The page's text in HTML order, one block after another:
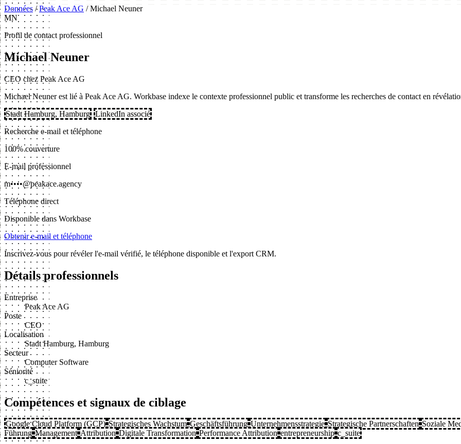
Données / Peak Ace AG / Michael Neuner
MN
Profil de contact professionnel
Michael Neuner
CEO chez Peak Ace AG
Michael Neuner est lié à Peak Ace AG. Workbase indexe le contexte professionnel public et transforme les recherches de contact en
Stadt Hamburg, Hamburg LinkedIn associé
Recherche e-mail et téléphone
100% couverture
E-mail professionnel
m••••@peakace.agency
Téléphone direct
Disponible dans Workbase
Obtenir e-mail et téléphone
Inscrivez-vous pour révéler l'e-mail vérifié, le téléphone disponible et l'export CRM.
Détails professionnels
Entreprise
Peak Ace AG
Poste
CEO
Localisation
Stadt Hamburg, Hamburg
Secteur
Computer Software
Séniorité
c_suite
Compétences et signaux de ciblage
Google Cloud Platform (GCP) Strategisches Wachstum Geschäftsführung Unternehmensstrategie Strategische Partnerschaften Soziale
Führung Management Attribution Digitale Transformation Performance Attribution entrepreneurship c_suite